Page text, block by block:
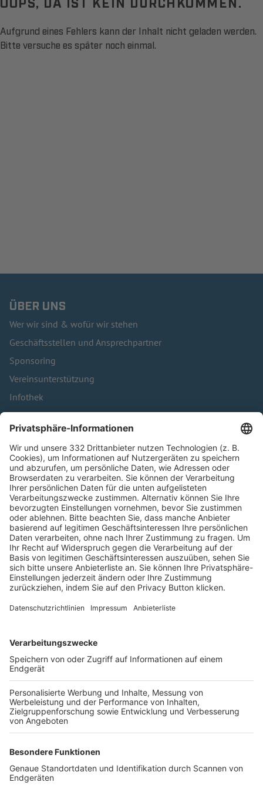
Aufgrund eines Fehlers kann der Inhalt nicht geladen werden.
Bitte versuche es später noch einmal.
ÜBER UNS
Wer wir sind & wofür wir stehen
Geschäftsstellen und Ansprechpartner
Sponsoring
Vereinsunterstützung
Infothek
Kontakt
HÄUFIG BESUCHTE SEITEN
Pässe und Vereinswechsel
Trainerausbildung
Schulungsangebot Vereinsmitarbeiter
BFV-Geschäftsstellen
Trainerbörse
Login SpielPlus
FOLGE DEM BFV
TOP-VEREINE
TOP-PARTNER